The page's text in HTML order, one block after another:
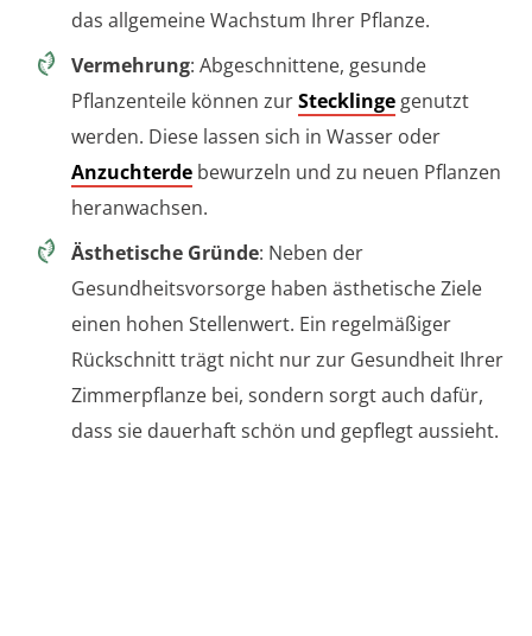
das allgemeine Wachstum Ihrer Pflanze.
Vermehrung: Abgeschnittene, gesunde
Pflanzenteile können zurStecklinge genutzt
werden. Diese lassen sich in Wasser oder
Anzuchterde bewurzeln und zu neuen Pflanzen
heranwachsen.
Ästhetische Gründe: Neben der
Gesundheitsvorsorge haben ästhetische Ziele
einen hohen Stellenwert. Ein regelmäßiger
Rückschnitt trägt nicht nur zur Gesundheit Ihrer
Zimmerpflanze bei, sondern sorgt auch dafür,
dass sie dauerhaft schön und gepflegt aussieht.